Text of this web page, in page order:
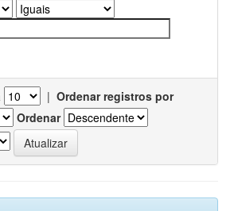
| Ordenar registros por
Ordenar